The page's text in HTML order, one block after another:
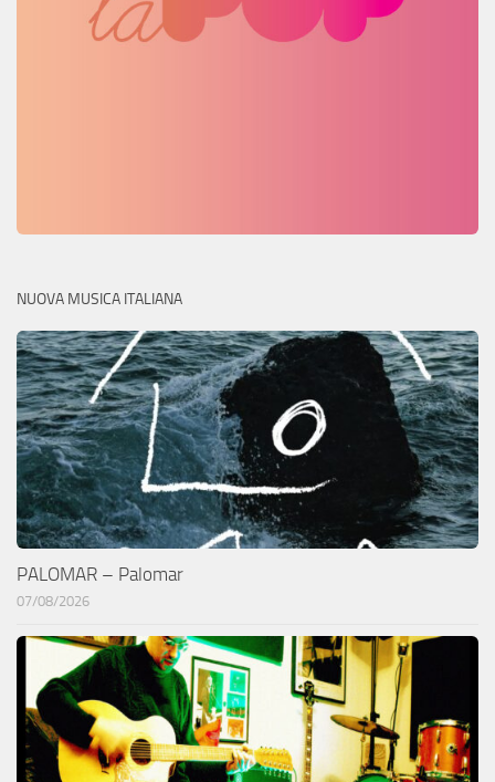
NUOVA MUSICA ITALIANA
PALOMAR – Palomar
07/08/2026